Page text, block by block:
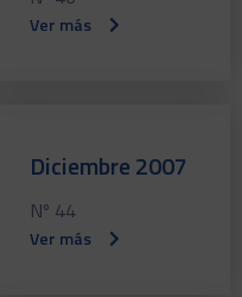
Ver más
Diciembre 2007
Nº 44
Ver más